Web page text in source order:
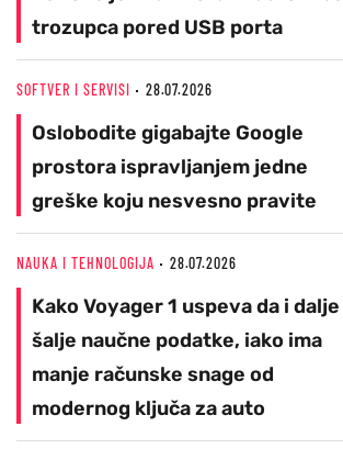
trozupca pored USB porta
SOFTVER I SERVISI 28.07.2026
Oslobodite gigabajte Google
prostora ispravljanjem jedne
greške koju nesvesno pravite
NAUKA I TEHNOLOGIJA 28.07.2026
Kako Voyager 1 uspeva da i dalje
šalje naučne podatke, iako ima
manje računske snage od
modernog ključa za auto